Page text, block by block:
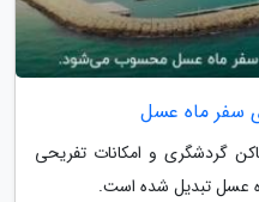
سفر ماه عسل
گردشگری و امکانات تفریحی
عسل تبدیل شده است.